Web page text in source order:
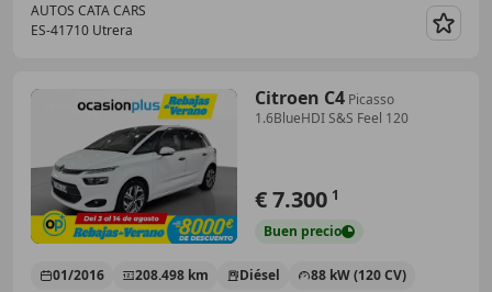
AUTOS CATA CARS
ES-41710 Utrera
Citroen C4 Picasso
1.6BlueHDI S&S Feel 120
€ 7.300 1
Buen precio
01/2016 208.498 km Diésel
88 kW (120 CV)